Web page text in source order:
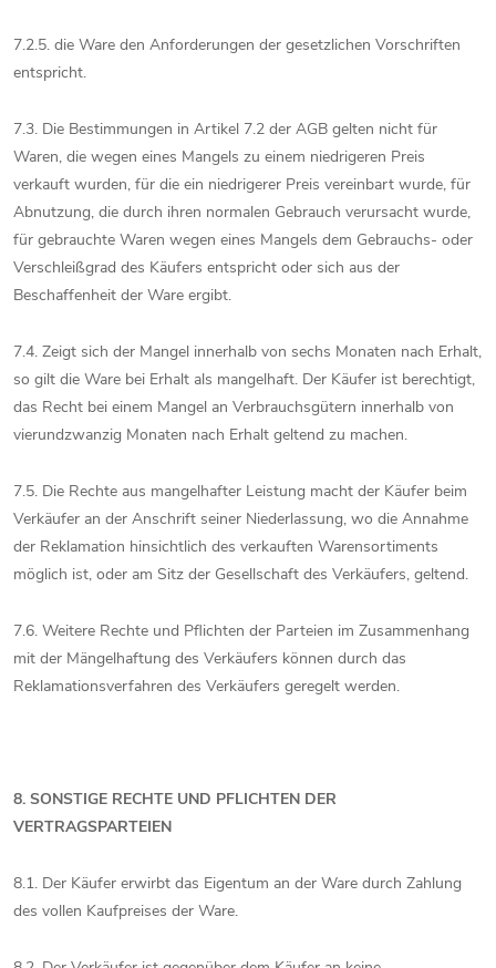
7.2.5. die Ware den Anforderungen der gesetzlichen Vorschriften
entspricht.
7.3. Die Bestimmungen in Artikel 7.2 der AGB gelten nicht für
Waren, die wegen eines Mangels zu einem niedrigeren Preis
verkauft wurden, für die ein niedrigerer Preis vereinbart wurde, für
Abnutzung, die durch ihren normalen Gebrauch verursacht wurde,
für gebrauchte Waren wegen eines Mangels dem Gebrauchs- oder
Verschleißgrad des Käufers entspricht oder sich aus der
Beschaffenheit der Ware ergibt.
7.4. Zeigt sich der Mangel innerhalb von sechs Monaten nach Erhalt,
so gilt die Ware bei Erhalt als mangelhaft. Der Käufer ist berechtigt,
das Recht bei einem Mangel an Verbrauchsgütern innerhalb von
vierundzwanzig Monaten nach Erhalt geltend zu machen.
7.5. Die Rechte aus mangelhafter Leistung macht der Käufer beim
Verkäufer an der Anschrift seiner Niederlassung, wo die Annahme
der Reklamation hinsichtlich des verkauften Warensortiments
möglich ist, oder am Sitz der Gesellschaft des Verkäufers, geltend.
7.6. Weitere Rechte und Pflichten der Parteien im Zusammenhang
mit der Mängelhaftung des Verkäufers können durch das
Reklamationsverfahren des Verkäufers geregelt werden.
8. SONSTIGE RECHTE UND PFLICHTEN DER
VERTRAGSPARTEIEN
8.1. Der Käufer erwirbt das Eigentum an der Ware durch Zahlung
des vollen Kaufpreises der Ware.